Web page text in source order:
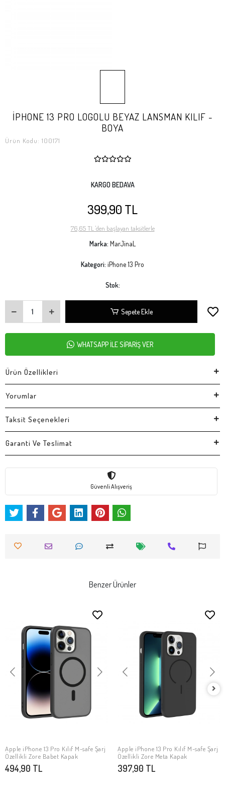
İPHONE 13 PRO LOGOLU BEYAZ LANSMAN KILIF -
BOYA
Ürün Kodu: 100171
KARGO BEDAVA
399,90 TL
76,65 TL 'den başlayan taksitlerle
Marka: MarJinaL
Kategori: iPhone 13 Pro
Stok:
Sepete Ekle
WHATSAPP İLE SİPARİŞ VER
Ürün Özellikleri
Yorumlar
Taksit Seçenekleri
Garanti Ve Teslimat
Güvenli Alışveriş
Benzer Ürünler
SEPETE EKLE
Apple iPhone 13 Pro Kılıf M-safe Şarj
Özellikli Zore Babet Kapak
494,90 TL
SEPETE EKLE
Apple iPhone 13 Pro Kılıf M-safe Şarj
Özellikli Zore Meta Kapak
397,90 TL